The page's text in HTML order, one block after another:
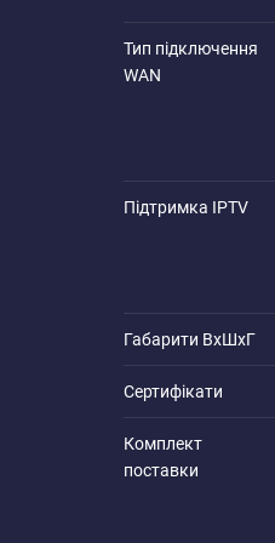
Тип підключення
WAN
Підтримка IPTV
Габарити ВхШхГ
Сертифікати
Комплект
поставки